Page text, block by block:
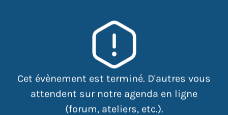
Cet évènement est terminé. D'autres vous
attendent sur notre agenda en ligne
(forum, ateliers, etc.).
Bernardière 61 boulevard du
bâtonnier cholet 44100 Nantes